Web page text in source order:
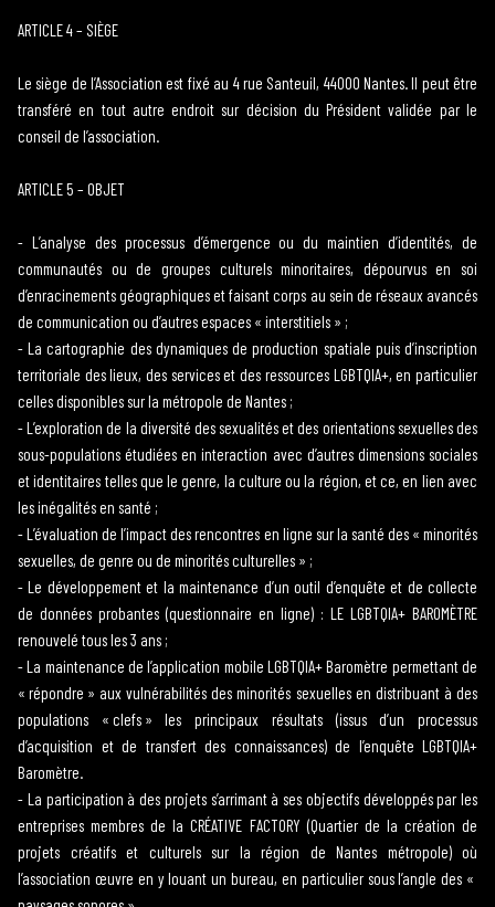
ARTICLE 4 – SIÈGE
Le siège de l’Association est fixé au 4 rue Santeuil, 44000 Nantes. Il peut être
transféré en tout autre endroit sur décision du Président validée par le
conseil de l’association.
ARTICLE 5 – OBJET
- L’analyse des processus d’émergence ou du maintien d’identités, de
communautés ou de groupes culturels minoritaires, dépourvus en soi
d’enracinements géographiques et faisant corps au sein de réseaux avancés
de communication ou d’autres espaces « interstitiels » ;
- La cartographie des dynamiques de production spatiale puis d’inscription
territoriale des lieux, des services et des ressources LGBTQIA+, en particulier
celles disponibles sur la métropole de Nantes ;
-L’exploration de la diversité des sexualités et des orientations sexuelles des
sous-populations étudiées en interaction avec d’autres dimensions sociales
et identitaires telles que le genre, la culture ou la région, et ce, en lien avec
les inégalités en santé ;
-L’évaluation de l’impact des rencontres en ligne sur la santé des « minorités
sexuelles, de genre ou de minorités culturelles » ;
- Le développement et la maintenance d’un outil d’enquête et de collecte
de données probantes (questionnaire en ligne) : LE LGBTQIA+ BAROMÈTRE
renouvelé tous les 3 ans ;
-La maintenance de l’application mobile LGBTQIA+ Baromètre permettant de
« répondre » aux vulnérabilités des minorités sexuelles en distribuant à des
populations « clefs » les principaux résultats (issus d’un processus
d’acquisition et de transfert des connaissances) de l’enquête LGBTQIA+
Baromètre.
- La participation à des projets s’arrimant à ses objectifs développés par les
entreprises membres de la CRÉATIVE FACTORY (Quartier de la création de
projets créatifs et culturels sur la région de Nantes métropole) où
l’association œuvre en y louant un bureau, en particulier sous l’angle des «